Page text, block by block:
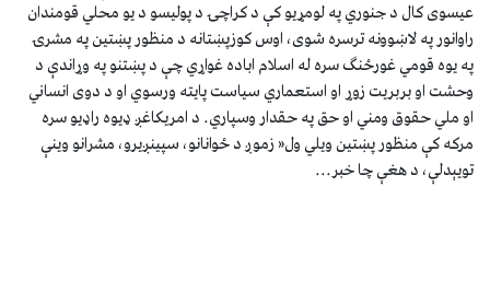
عیسوی کال د جنوري په لومړیو کې د کراچۍ د پولیسو د یو محلي قومندان
راوانور په لاښوونه ترسره شوی، اوس کوزپښتانه د منظور پښتین په مشرۍ
په یوه قومي غورځنګ سره له اسلام اباده غواړي چې د پښتنو په وړاندې د
وحشت او بربریت زوړ او استعماري سیاست پایته ورسوي او د دوی انساني
او ملي حقوق ومني او حق په حقدار وسپاري. د امریکاغږ ډیوه راډیو سره
مرکه کې منظور پښتین ویلي ول« زموږ د ځوانانو، سپينږیرو، مشرانو وینې
تويېدلې، د هغې چا خبر...